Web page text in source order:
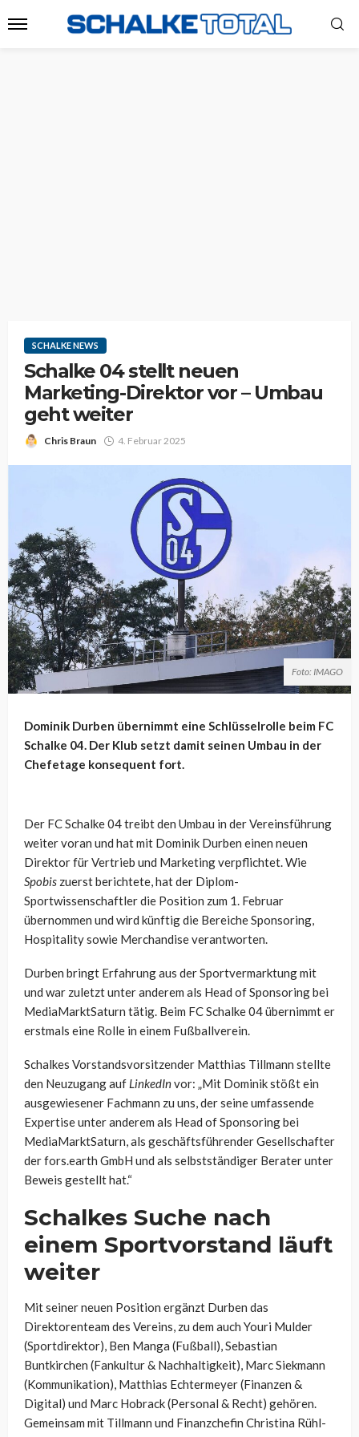
SCHALKE NEWS
Schalke 04 stellt neuen
Marketing-Direktor vor – Umbau
geht weiter
Chris Braun 4. Februar 2025
Foto: IMAGO
Dominik Durben übernimmt eine Schlüsselrolle beim FC
Schalke 04. Der Klub setzt damit seinen Umbau in der
Chefetage konsequent fort.
Der FC Schalke 04 treibt den Umbau in der Vereinsführung
weiter voran und hat mit Dominik Durben einen neuen
Direktor für Vertrieb und Marketing verpflichtet. Wie
Spobis zuerst berichtete, hat der Diplom-
Sportwissenschaftler die Position zum 1. Februar
übernommen und wird künftig die Bereiche Sponsoring,
Hospitality sowie Merchandise verantworten.
Durben bringt Erfahrung aus der Sportvermarktung mit
und war zuletzt unter anderem als Head of Sponsoring bei
MediaMarktSaturn tätig. Beim FC Schalke 04 übernimmt er
erstmals eine Rolle in einem Fußballverein.
Schalkes Vorstandsvorsitzender Matthias Tillmann stellte
den Neuzugang auf LinkedInvor: „Mit Dominik stößt ein
ausgewiesener Fachmann zu uns, der seine umfassende
Expertise unter anderem als Head of Sponsoring bei
MediaMarktSaturn, als geschäftsführender Gesellschafter
der fors.earth GmbH und als selbstständiger Berater unter
Beweis gestellt hat.“
Schalkes Suche nach
einem Sportvorstand läuft
weiter
Mit seiner neuen Position ergänzt Durben das
Direktorenteam des Vereins, zu dem auch Youri Mulder
(Sportdirektor), Ben Manga (Fußball), Sebastian
Buntkirchen (Fankultur & Nachhaltigkeit), Marc Siekmann
(Kommunikation), Matthias Echtermeyer (Finanzen &
Digital) und Marc Hobrack (Personal & Recht) gehören.
Gemeinsam mit Tillmann und Finanzchefin Christina Rühl-